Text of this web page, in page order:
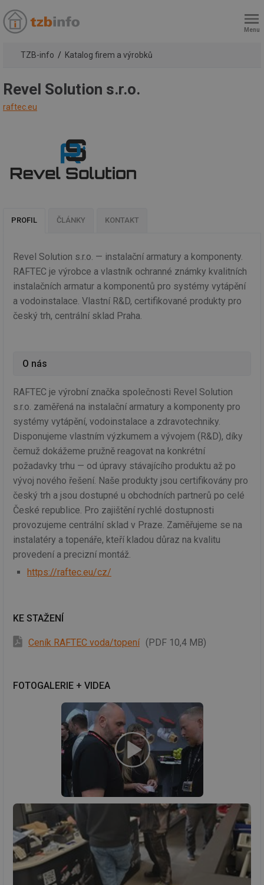
Menu
TZB-info Katalog firem a výrobků
Revel Solution s.r.o.
raftec.eu
PROFIL ČLÁNKY KONTAKT
Revel Solution s.r.o. — instalační armatury a komponenty.
RAFTEC je výrobce a vlastník ochranné známky kvalitních
instalačních armatur a komponentů pro systémy vytápění
a vodoinstalace. Vlastní R&D, certifikované produkty pro
český trh, centrální sklad Praha.
O nás
RAFTEC je výrobní značka společnosti Revel Solution
s.r.o. zaměřená na instalační armatury a komponenty pro
systémy vytápění, vodoinstalace a zdravotechniky.
Disponujeme vlastním výzkumem a vývojem (R&D), díky
čemuž dokážeme pružně reagovat na konkrétní
požadavky trhu — od úpravy stávajícího produktu až po
vývoj nového řešení. Naše produkty jsou certifikovány pro
český trh a jsou dostupné u obchodních partnerů po celé
České republice. Pro zajištění rychlé dostupnosti
provozujeme centrální sklad v Praze. Zaměřujeme se na
instalatéry a topenáře, kteří kladou důraz na kvalitu
provedení a precizní montáž.
https://raftec.eu/cz/
KE STAŽENÍ
Ceník RAFTEC voda/topení (PDF 10,4 MB)
FOTOGALERIE + VIDEA